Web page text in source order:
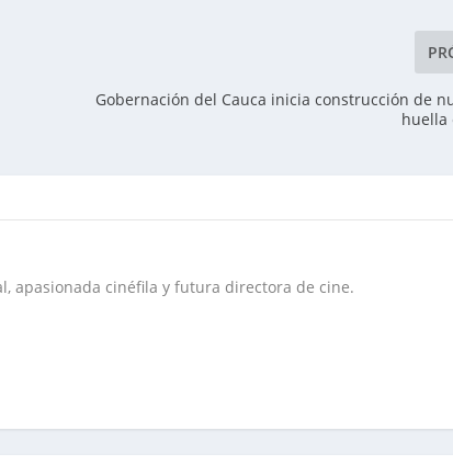
Gobernación del Cauca inicia construcción de
huella
apasionada cinéfila y futura directora de cine.